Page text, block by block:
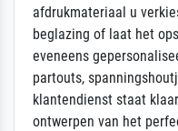
afdrukmateriaal u
beglazing of laat het
eveneens
partouts,
klantendienst staat
ontwerpen van het